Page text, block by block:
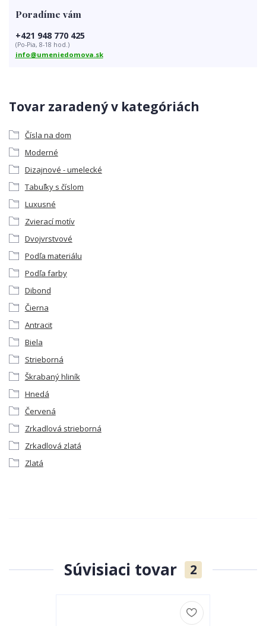
Tovar zaradený v kategóriách
Čísla na dom
Moderné
Dizajnové - umelecké
Tabuľky s číslom
Luxusné
Zvierací motív
Dvojvrstvové
Podľa materiálu
Podľa farby
Dibond
Čierna
Antracit
Biela
Strieborná
Škrabaný hliník
Hnedá
Červená
Zrkadlová strieborná
Zrkadlová zlatá
Zlatá
Poradíme vám
+421 948 770 425
(Po-Pia, 8-18 hod.)
info@umeniedomova.sk
Súvisiaci tovar 2